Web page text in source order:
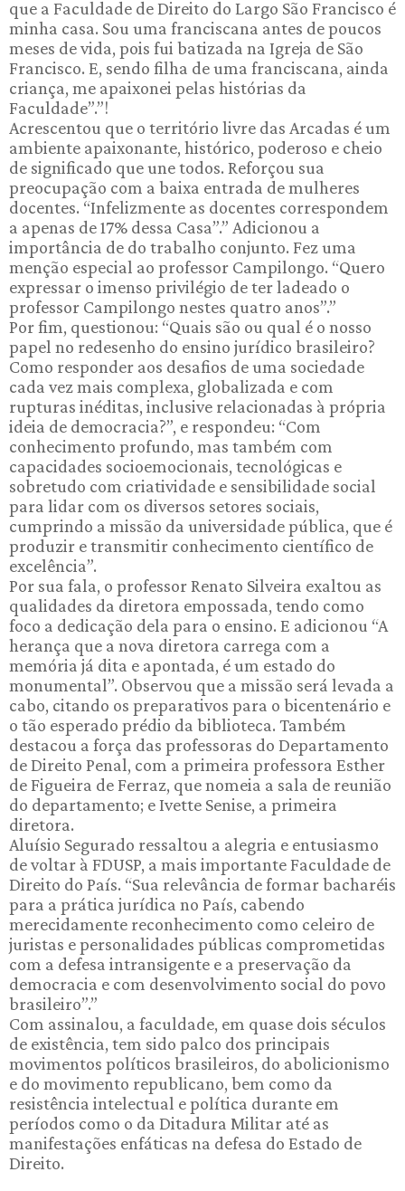
que a Faculdade de Direito do Largo São Francisco é
minha casa. Sou uma franciscana antes de poucos
meses de vida, pois fui batizada na Igreja de São
Francisco. E, sendo filha de uma franciscana, ainda
criança, me apaixonei pelas histórias da
Faculdade”.”!
Acrescentou que o território livre das Arcadas é um
ambiente apaixonante, histórico, poderoso e cheio
de significado que une todos. Reforçou sua
preocupação com a baixa entrada de mulheres
docentes. “Infelizmente as docentes correspondem
a apenas de 17% dessa Casa”.” Adicionou a
importância de do trabalho conjunto. Fez uma
menção especial ao professor Campilongo. “Quero
expressar o imenso privilégio de ter ladeado o
professor Campilongo nestes quatro anos”.”
Por fim, questionou: “Quais são ou qual é o nosso
papel no redesenho do ensino jurídico brasileiro?
Como responder aos desafios de uma sociedade
cada vez mais complexa, globalizada e com
rupturas inéditas, inclusive relacionadas à própria
ideia de democracia?”, e respondeu: “Com
conhecimento profundo, mas também com
capacidades socioemocionais, tecnológicas e
sobretudo com criatividade e sensibilidade social
para lidar com os diversos setores sociais,
cumprindo a missão da universidade pública, que é
produzir e transmitir conhecimento científico de
excelência”.
Por sua fala, o professor Renato Silveira exaltou as
qualidades da diretora empossada, tendo como
foco a dedicação dela para o ensino. E adicionou “A
herança que a nova diretora carrega com a
memória já dita e apontada, é um estado do
monumental”. Observou que a missão será levada a
cabo, citando os preparativos para o bicentenário e
o tão esperado prédio da biblioteca. Também
destacou a força das professoras do Departamento
de Direito Penal, com a primeira professora Esther
de Figueira de Ferraz, que nomeia a sala de reunião
do departamento; e Ivette Senise, a primeira
diretora.
Aluísio Segurado ressaltou a alegria e entusiasmo
de voltar à FDUSP, a mais importante Faculdade de
Direito do País. “Sua relevância de formar bacharéis
para a prática jurídica no País, cabendo
merecidamente reconhecimento como celeiro de
juristas e personalidades públicas comprometidas
com a defesa intransigente e a preservação da
democracia e com desenvolvimento social do povo
brasileiro”.”
Com assinalou, a faculdade, em quase dois séculos
de existência, tem sido palco dos principais
movimentos políticos brasileiros, do abolicionismo
e do movimento republicano, bem como da
resistência intelectual e política durante em
períodos como o da Ditadura Militar até as
manifestações enfáticas na defesa do Estado de
Direito.